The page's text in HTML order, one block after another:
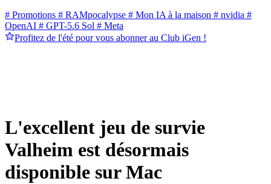
# Promotions # RAMpocalypse # Mon IA à la maison # nvidia #
OpenAI # GPT-5.6 Sol # Meta
Profitez de l'été pour vous abonner au Club iGen !
L'excellent jeu de survie
Valheim est désormais
disponible sur Mac